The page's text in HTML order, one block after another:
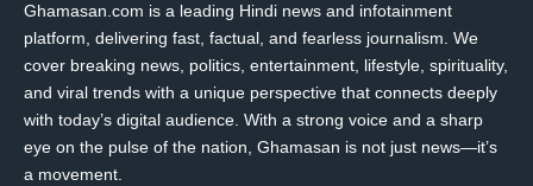
Ghamasan.com is a leading Hindi news and infotainment
platform, delivering fast, factual, and fearless journalism. We
cover breaking news, politics, entertainment, lifestyle, spirituality,
and viral trends with a unique perspective that connects deeply
with today’s digital audience. With a strong voice and a sharp
eye on the pulse of the nation, Ghamasan is not just news—it’s
a movement.